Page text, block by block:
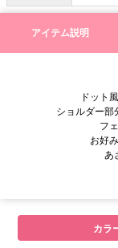
アイテム説明
ドット
ショルダー部
フ
お好
あ
■サイズ表
カラ